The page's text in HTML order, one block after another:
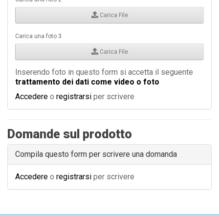
Carica File
Carica una foto 3
Carica File
Inserendo foto in questo form si accetta il seguente
trattamento dei dati come video o foto
Accedere o registrarsi per scrivere
Domande sul prodotto
Compila questo form per scrivere una domanda
Accedere o registrarsi per scrivere